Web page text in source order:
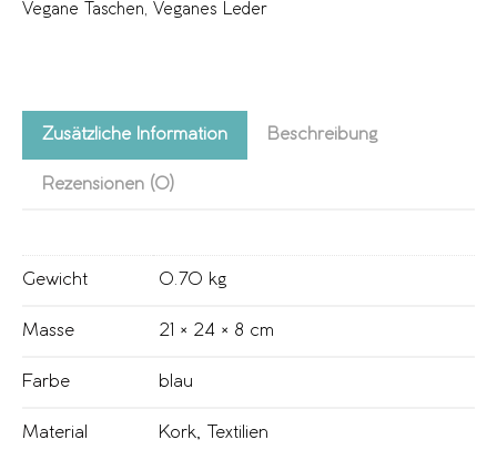
Vegane Taschen, Veganes Leder
Zusätzliche Information Beschreibung
Rezensionen (0)
Gewicht 0.70 kg
Masse 21 × 24 × 8 cm
Farbe blau
Material Kork Textilien